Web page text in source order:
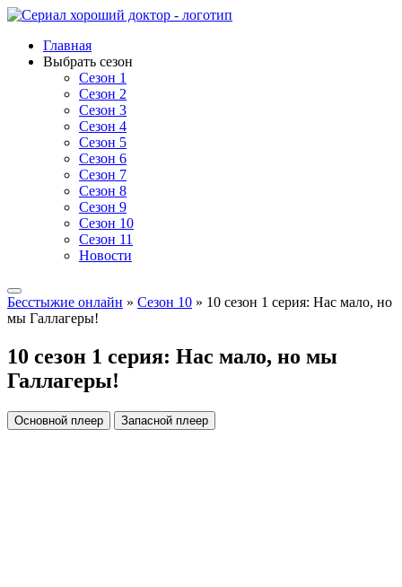
Главная
Выбрать сезон
Сезон 1
Сезон 2
Сезон 3
Сезон 4
Сезон 5
Сезон 6
Сезон 7
Сезон 8
Сезон 9
Сезон 10
Сезон 11
Новости
Бесстыжие онлайн » Сезон 10 » 10 сезон 1 серия: Нас мало, но
мы Галлагеры!
10 сезон 1 серия: Нас мало, но мы
Галлагеры!
Основной плеер Запасной плеер